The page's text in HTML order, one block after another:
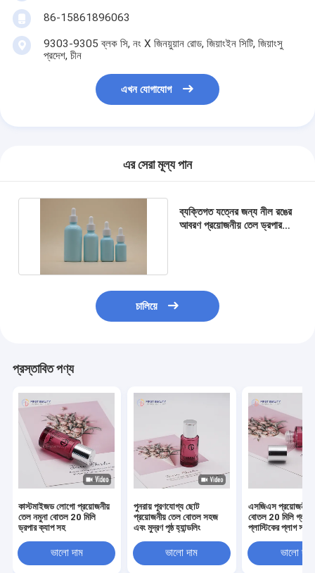
86-15861896063
9303-9305 ব্লক সি, নং X জিনয়ুয়ান রোড, জিয়াংইন সিটি, জিয়াংসু
প্রদেশ, চীন
এখন যোগাযোগ
এর সেরা মূল্য পান
ব্যক্তিগত যত্নের জন্য নীল রঙের
আবরণ প্রয়োজনীয় তেল ড্রপার
চালিয়ে
প্রস্তাবিত পণ্য
কাস্টমাইজড লোগো প্রয়োজনীয়
তেল নমুনা বোতল 20 মিলি
ড্রপার ক্যাপ সহ
ভালো দাম
পুনরায় পূরণযোগ্য ছোট
প্রয়োজনীয় তেল বোতল সহজ
এবং মুদ্রণ পৃষ্ঠ হ্যান্ডলিং
ভালো দাম
এসজিএস প্রয়োজনীয়
বোতল 20 মিলি গ্লাস
প্লাস্টিকের প্লাগ সহ
ভালো দাম